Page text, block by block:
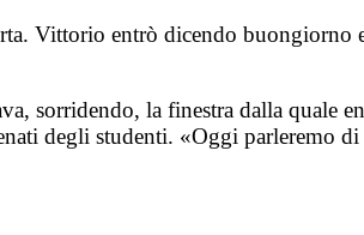
Vittorio entrò dicendo buongiorno
sorridendo, la finestra dalla quale
degli studenti. «Oggi parleremo